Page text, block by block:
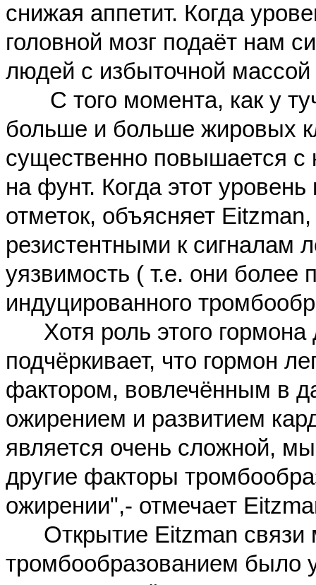
снижая аппетит. Когда
головной мозг подаёт нам
людей с избыточной
С того момента, как у
больше и больше жировых
существенно повышается
на фунт. Когда этот
отметок, объясняет
резистентными к сигналам
уязвимость ( т.е. они более
индуцированного
Хотя роль этого гормона
подчёркивает, что гормон
фактором, вовлечённым в
ожирением и развитием
является очень сложной,
другие факторы
ожирении",- отмечает
Открытие Eitzman связи
тромбообразованием было